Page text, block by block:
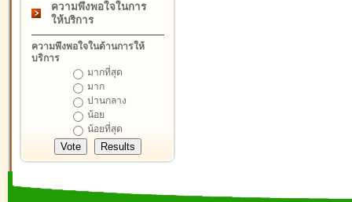
ความพึงพอใจในการ
ให้บริการ
ความพึงพอใจในด้านการให้
บริการ
มากที่สุด
มาก
ปานกลาง
น้อย
น้อยที่สุด